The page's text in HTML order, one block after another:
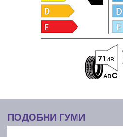
ABC
71dB
ПОДОБНИ ГУМИ